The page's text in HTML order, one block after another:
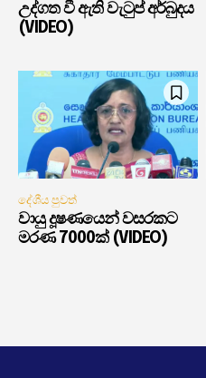
උද්ගත වී ඇති වැටුප් අර්බුදය
(VIDEO)
දේශීය පුවත්
වායු දූෂණයෙන් වසරකට
මරණ 7000ක් (VIDEO)